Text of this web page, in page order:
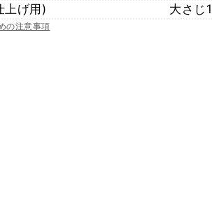
上げ用)
大さじ1
の注意事項